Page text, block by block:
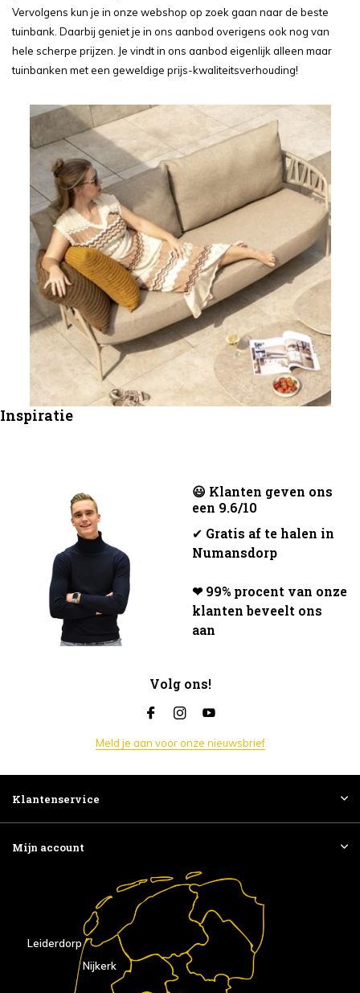
Vervolgens kun je in onze webshop op zoek gaan naar de beste
tuinbank. Daarbij geniet je in ons aanbod overigens ook nog van
hele scherpe prijzen. Je vindt in ons aanbod eigenlijk alleen maar
tuinbanken met een geweldige prijs-kwaliteitsverhouding!
Inspiratie
😃 Klanten geven ons
een 9.6/10
✔ Gratis af te halen in
Numansdorp
❤ 99% procent van onze
klanten beveelt ons
aan
Volg ons!
Meld je aan voor onze nieuwsbrief
Klantenservice
Mijn account
Nijkerk
Leiderdorp